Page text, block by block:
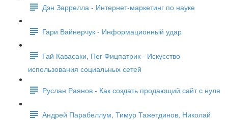
Дэн Заррелла - Интернет-маркетинг по науке
Гари Вайнерчук - Информационный удар
Гай Кавасаки, Пег Фицпатрик - Искусство
использования социальных сетей
Руслан Раянов - Как создать продающий сайт с нуля
Андрей Парабеллум, Тимур Тажетдинов, Николай